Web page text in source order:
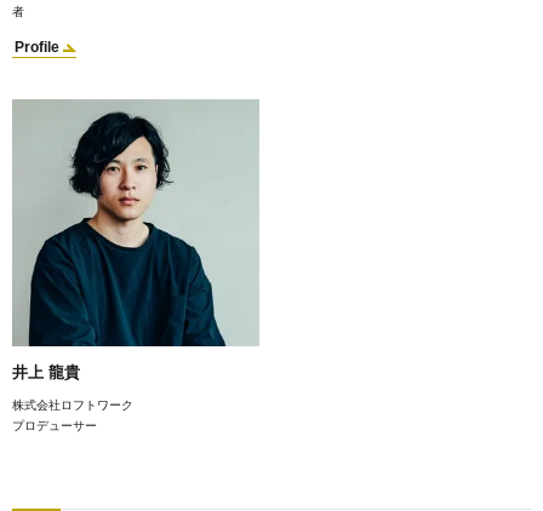
者
Profile
井上 龍貴
株式会社ロフトワーク
プロデューサー